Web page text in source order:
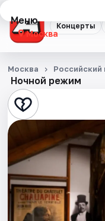
Концерты
Меню
Москва
Концерты
Театр
Стендап
Выставки
Квесты
Экскурсии
Ночной режим
Москва